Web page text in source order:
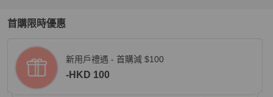
首購限時優惠
新用戶禮遇 - 首購減 $100
-HKD 100